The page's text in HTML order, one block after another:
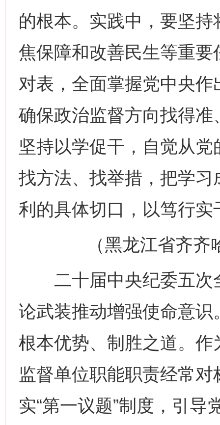
的根本。实践中，要坚
焦保障和改善民生等重
对表，全面掌握党中央
确保政治监督方向找得
坚持以学促干，自觉从
找方法、找举措，把学习
利的具体切口，以笃行
（黑龙江省齐齐哈
二十届中央纪委五次
论武装推动增强使命意
根本优势、制胜之道。
监督单位职能职责经常
实“第一议题”制度，引